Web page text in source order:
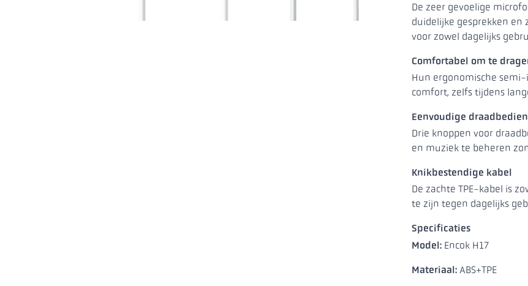
De zeer gevoelige
duidelijke gesprekken en
voor zowel dagelijks
Comfortabel om te
Hun ergonomische
comfort, zelfs tijdens
Eenvoudige
Drie knoppen voor
en muziek te beheren
Knikbestendige kabel
De zachte TPE-kabel is
te zijn tegen dagelijks
Specificaties
Model: Encok H17
Materiaal: ABS+TPE